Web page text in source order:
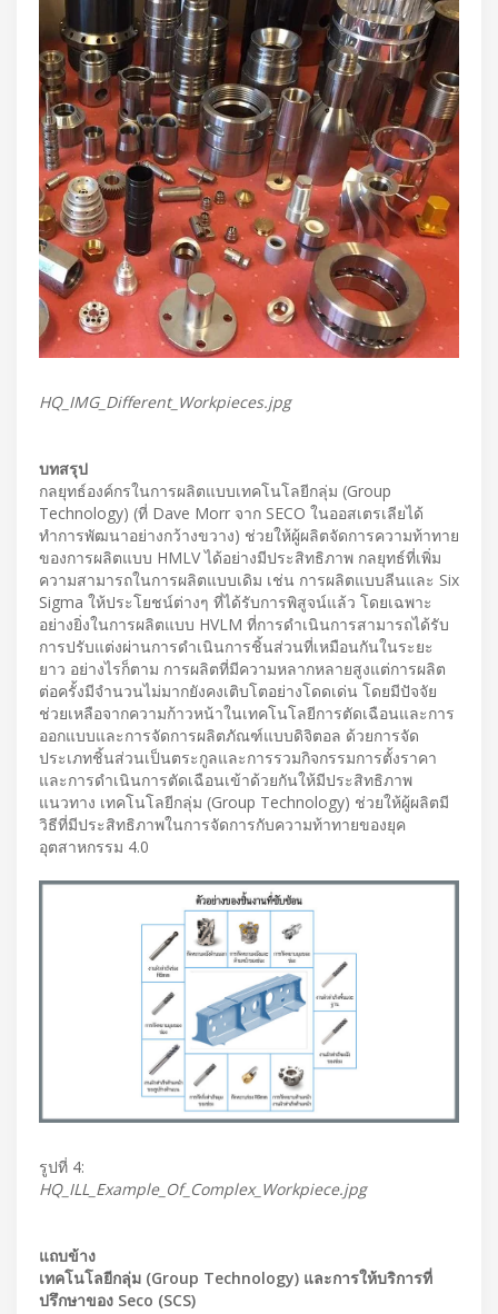
HQ_IMG_Different_Workpieces.jpg
บทสรุป
กลยุทธ์องค์กรในการผลิตแบบเทคโนโลยีกลุ่ม (Group
Technology) (ที่ Dave Morr จาก SECO ในออสเตรเลียได้
ทำการพัฒนาอย่างกว้างขวาง) ช่วยให้ผู้ผลิตจัดการความท้าทาย
ของการผลิตแบบ HMLV ได้อย่างมีประสิทธิภาพ กลยุทธ์ที่เพิ่ม
ความสามารถในการผลิตแบบเดิม เช่น การผลิตแบบลีนและ Six
Sigma ให้ประโยชน์ต่างๆ ที่ได้รับการพิสูจน์แล้ว โดยเฉพาะ
อย่างยิ่งในการผลิตแบบ HVLM ที่การดำเนินการสามารถได้รับ
การปรับแต่งผ่านการดำเนินการชิ้นส่วนที่เหมือนกันในระยะ
ยาว อย่างไรก็ตาม การผลิตที่มีความหลากหลายสูงแต่การผลิต
ต่อครั้งมีจำนวนไม่มากยังคงเติบโตอย่างโดดเด่น โดยมีปัจจัย
ช่วยเหลือจากความก้าวหน้าในเทคโนโลยีการตัดเฉือนและการ
ออกแบบและการจัดการผลิตภัณฑ์แบบดิจิตอล ด้วยการจัด
ประเภทชิ้นส่วนเป็นตระกูลและการรวมกิจกรรมการตั้งราคา
และการดำเนินการตัดเฉือนเข้าด้วยกันให้มีประสิทธิภาพ
แนวทาง เทคโนโลยีกลุ่ม (Group Technology) ช่วยให้ผู้ผลิตมี
วิธีที่มีประสิทธิภาพในการจัดการกับความท้าทายของยุค
อุตสาหกรรม 4.0
รูปที่ 4:
HQ_ILL_Example_Of_Complex_Workpiece.jpg
แถบข้าง
เทคโนโลยีกลุ่ม (Group Technology) และการให้บริการที่
ปรึกษาของ Seco (SCS)